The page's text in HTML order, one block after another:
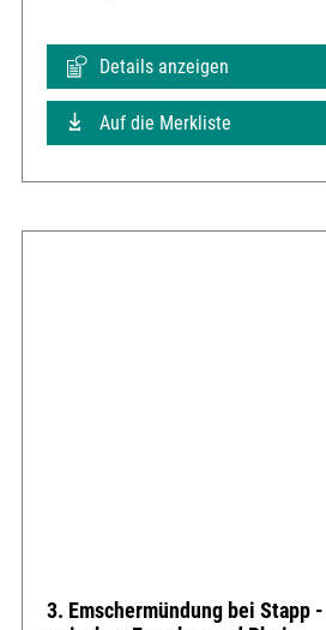
Details anzeigen
Auf die Merkliste
3. Emschermündung bei Stapp